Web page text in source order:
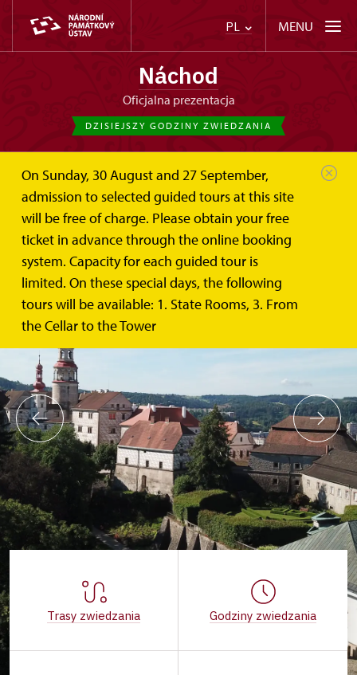
PL MENU
Náchod
Oficjalna prezentacja
DZISIEJSZY GODZINY ZWIEDZANIA
On Sunday, 30 August and 27 September,
admission to selected guided tours at this site
will be free of charge. Please obtain your free
ticket in advance through the online booking
system. Capacity for each guided tour is
limited. On these special days, the following
tours will be available: 1. State Rooms, 3. From
the Cellar to the Tower
Trasy zwiedzania Godziny zwiedzania